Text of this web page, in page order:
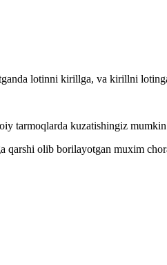
lotinni kirillga, va kirillni
tarmoqlarda kuzatishingiz
qarshi olib borilayotgan muxim